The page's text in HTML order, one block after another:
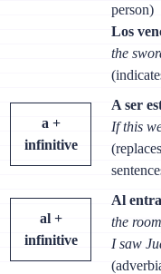
person)
Los
the
a +
infinitive
A ser
If this
al +
infinitive
Al
the
I saw